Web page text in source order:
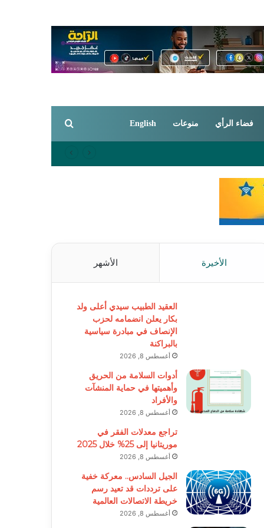
فضاء الرأي منوعات English بحث عن
الأخيرة الأشهر
العقيد الطبيب سيدي أعلى ولد
بكار يعلن انضمامه لحزب
الإنصاف في مبادرة سياسية
بالبراكنة
أغسطس 8, 2026
أدوات السلامة من الحريق
وأهميتها في حماية المنشآت
والأفراد
أغسطس 8, 2026
تراجع معدلات الفقر في
موريتانيا إلى 25% خلال 2025
أغسطس 8, 2026
الجيل السادس.. معركة خفية
على ترددات قد تعيد رسم
خريطة الاتصالات العالمية
أغسطس 8, 2026